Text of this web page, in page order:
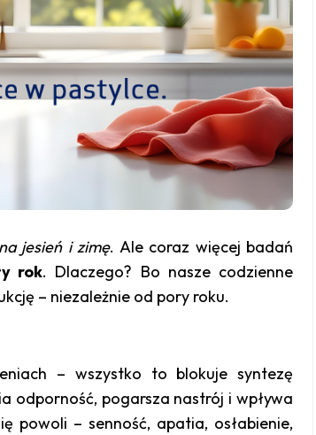
jesień i zimę. Ale coraz więcej badań
rok. Dlaczego? Bo nasze codzienne
– niezależnie od pory roku.
– wszystko to blokuje syntezę
odporność, pogarsza nastrój i wpływa
powoli – senność, apatia, osłabienie,